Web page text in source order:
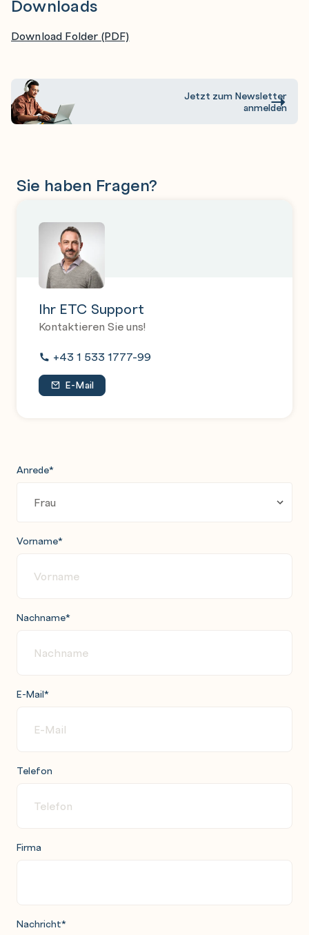
Downloads
Download Folder (PDF)
Jetzt zum Newsletter
anmelden
Sie haben Fragen?
Ihr ETC Support
Kontaktieren Sie uns!
+43 1 533 1777-99
E-Mail
Anrede*
Vorname*
Nachname*
E-Mail*
Telefon
Firma
Nachricht*